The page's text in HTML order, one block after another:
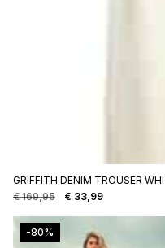
GRIFFITH DENIM TROUSER
€169,95
Oorspronkelijke
prijs
was:
€ 169,95.
€ 33,99
Huidige
prijs
€ 33,99.
-80%